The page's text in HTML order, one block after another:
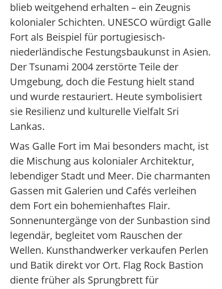
blieb weitgehend erhalten – ein Zeugnis
kolonialer Schichten. UNESCO würdigt Galle
Fort als Beispiel für portugiesisch-
niederländische Festungsbaukunst in Asien.
Der Tsunami 2004 zerstörte Teile der
Umgebung, doch die Festung hielt stand
und wurde restauriert. Heute symbolisiert
sie Resilienz und kulturelle Vielfalt Sri
Lankas.
Was Galle Fort im Mai besonders macht, ist
die Mischung aus kolonialer Architektur,
lebendiger Stadt und Meer. Die charmanten
Gassen mit Galerien und Cafés verleihen
dem Fort ein bohemienhaftes Flair.
Sonnenuntergänge von der Sunbastion sind
legendär, begleitet vom Rauschen der
Wellen. Kunsthandwerker verkaufen Perlen
und Batik direkt vor Ort. Flag Rock Bastion
diente früher als Sprungbrett für